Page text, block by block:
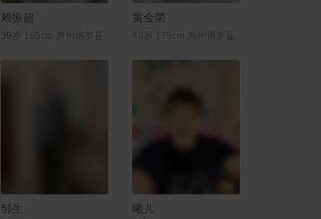
赖振超
39岁 165cm 惠州博罗县
黄金荣
43岁 175cm 惠州博罗县
邹生 曦儿